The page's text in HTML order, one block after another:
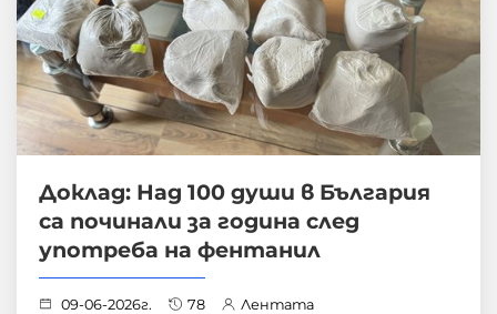
Доклад: Над 100 души в България
са починали за година след
употреба на фентанил
09-06-2026г. 78 Лентата